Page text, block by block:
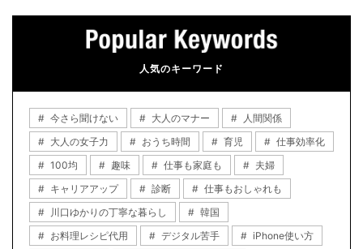
人気のキーワード
今さら聞けない 大人のマナー
人間関係
大人の女子力
おうち時間 育児
仕事効率化
100均
趣味 仕事も家庭も
夫婦
キャリアアップ
診断
仕事もおしゃれも
川口ゆかりの丁寧な暮らし
韓国
お料理レシピ代用
デジタル苦手
iPhone使い方